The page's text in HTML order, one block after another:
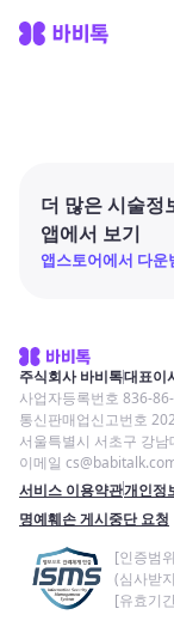
더 많은 시술정
앱에서 보기
앱스토어에서 다운
주식회사 바비톡대표이
사업자등록번호 836-
통신판매업신고번호
서울특별시 서초구 강
이메일
서비스 이용약관개인정
명예훼손 게시중단 요청
[인증범
(심사받
[유효기